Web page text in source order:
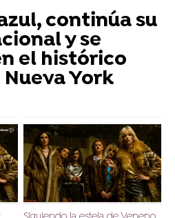
continúa su
y se
el histórico
Nueva York